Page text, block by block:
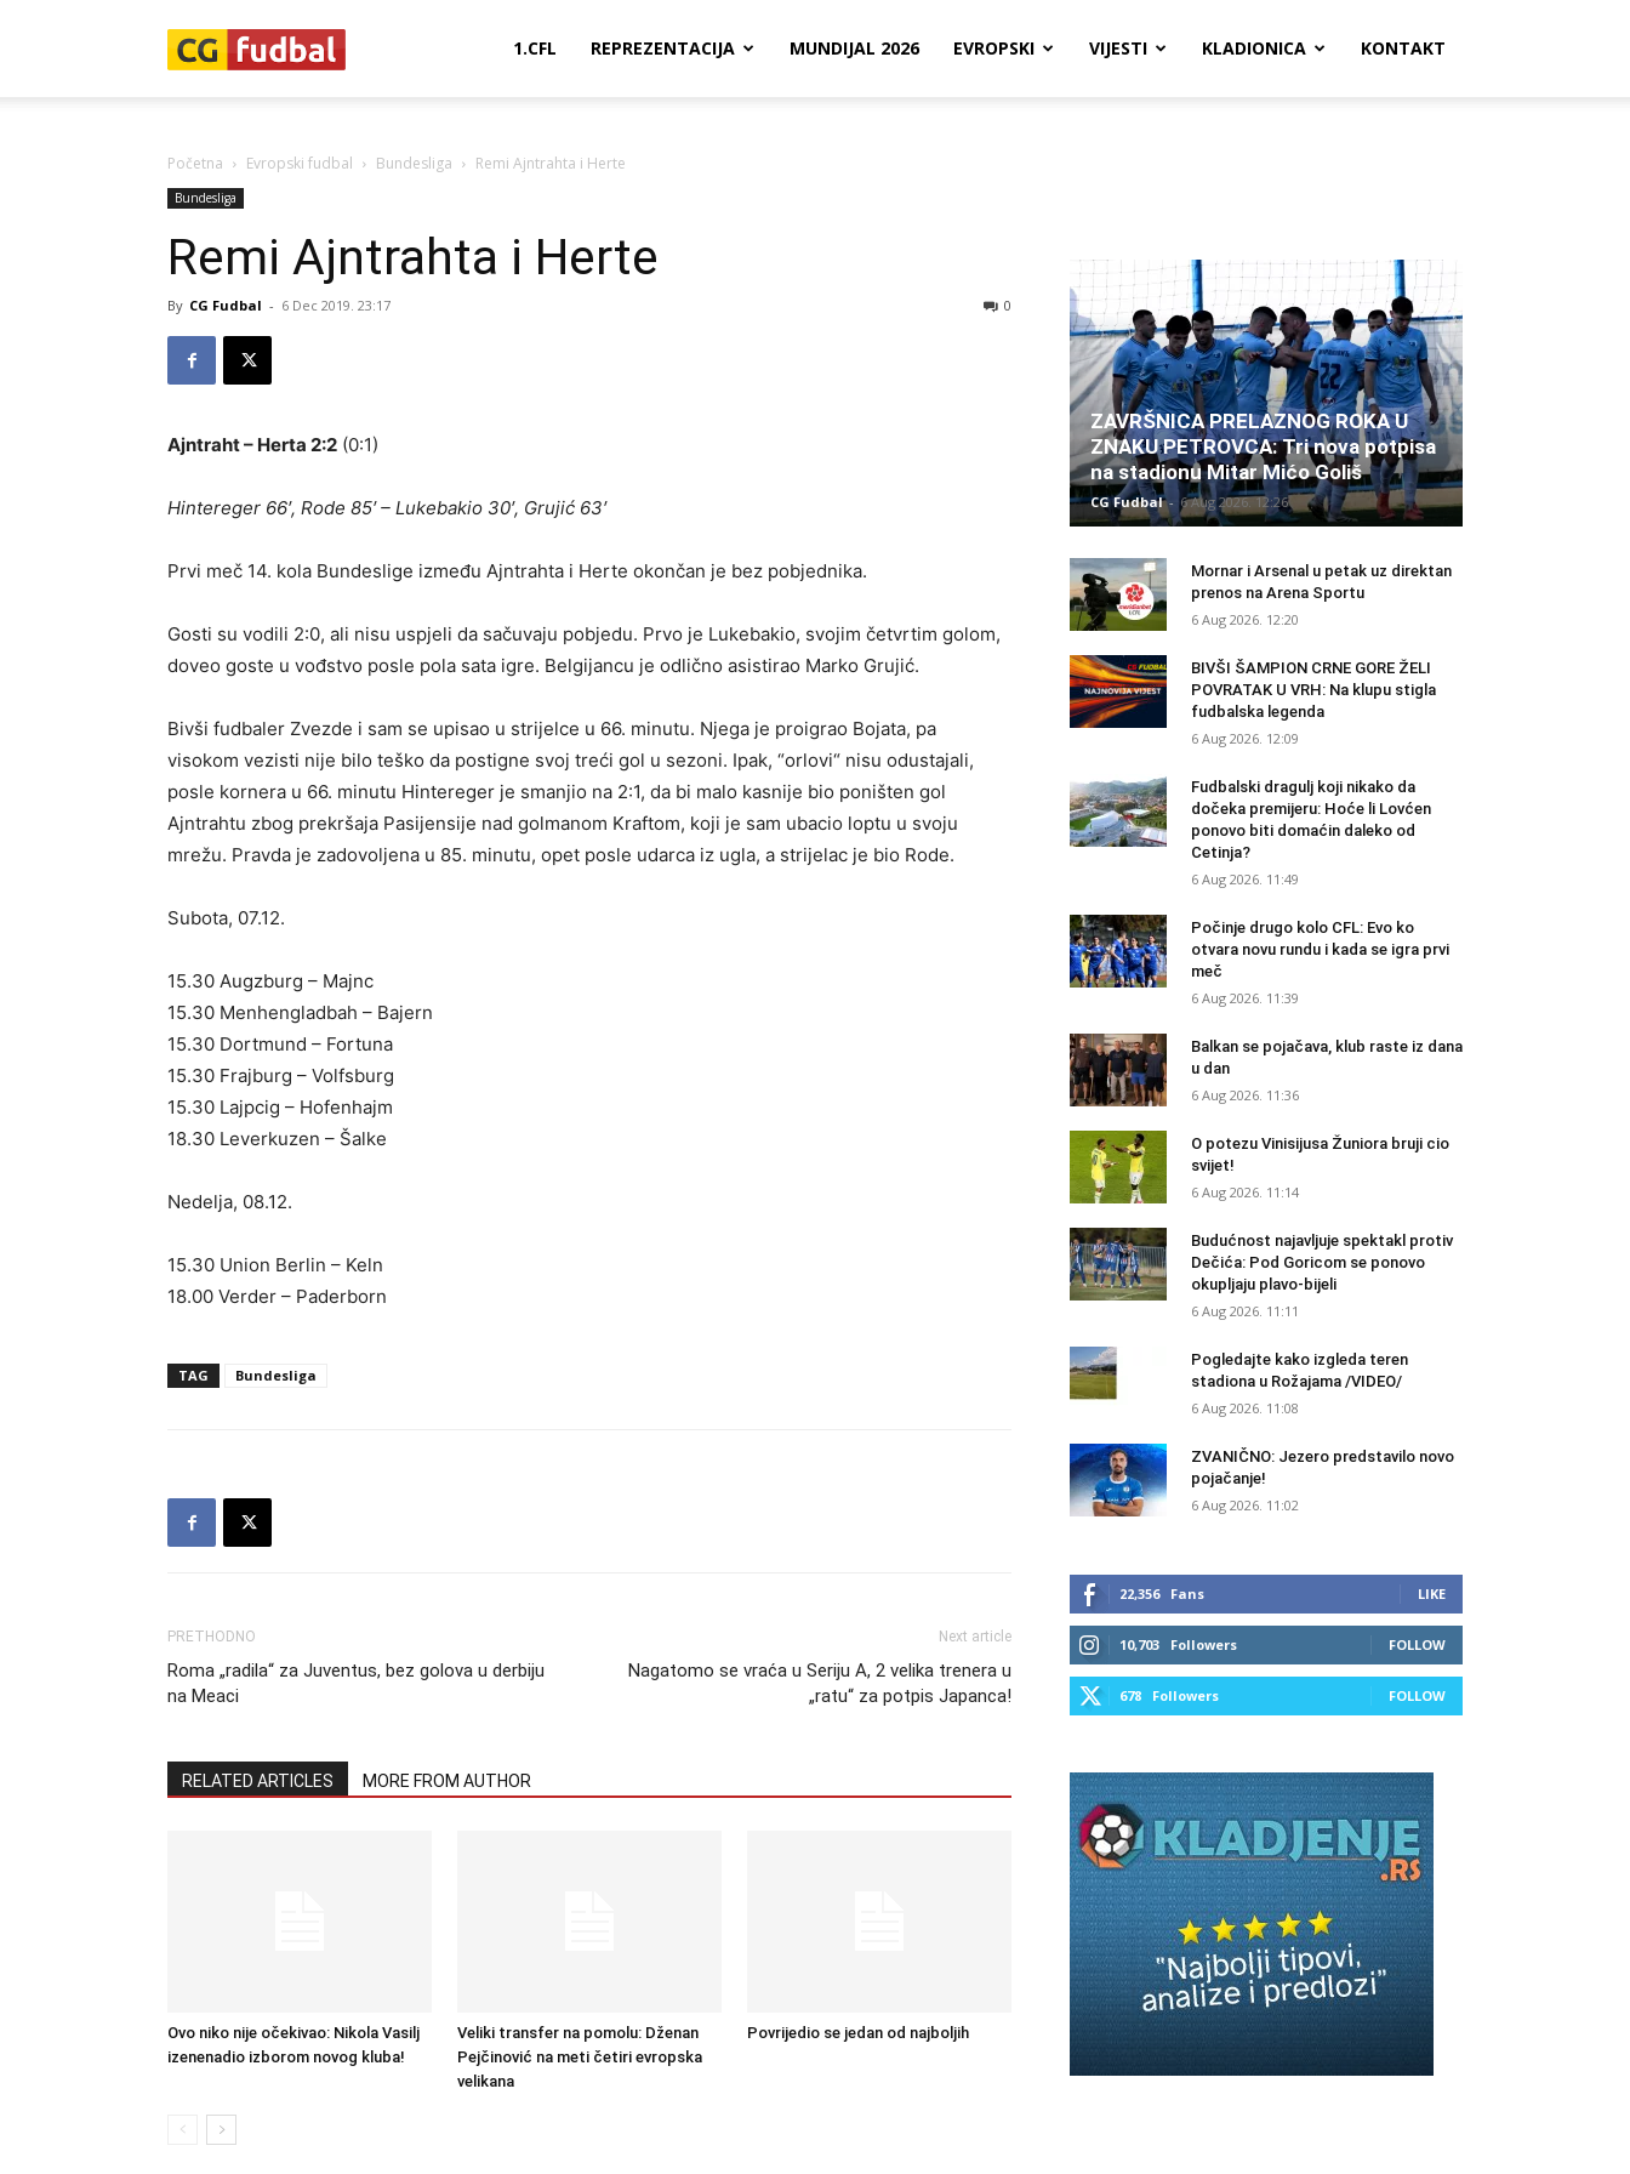
1.CFL REPREZENTACIJA MUNDIJAL 2026 EVROPSKI VIJESTI KLADIONICA KONTAKT
Početna Evropski fudbal Bundesliga Remi Ajntrahta i Herte
Bundesliga
Remi Ajntrahta i Herte
By CG Fudbal - 6 Dec 2019. 23:17 0
Ajntraht – Herta 2:2 (0:1)
Hintereger 66′, Rode 85′ – Lukebakio 30′, Grujić 63′
Prvi meč 14. kola Bundeslige između Ajntrahta i Herte okončan je bez pobjednika.
Gosti su vodili 2:0, ali nisu uspjeli da sačuvaju pobjedu. Prvo je Lukebakio, svojim četvrtim golom,
doveo goste u vođstvo posle pola sata igre. Belgijancu je odlično asistirao Marko Grujić.
Bivši fudbaler Zvezde i sam se upisao u strijelce u 66. minutu. Njega je proigrao Bojata, pa
visokom vezisti nije bilo teško da postigne svoj treći gol u sezoni. Ipak, “orlovi“ nisu odustajali,
posle kornera u 66. minutu Hintereger je smanjio na 2:1, da bi malo kasnije bio poništen gol
Ajntrahtu zbog prekršaja Pasijensije nad golmanom Kraftom, koji je sam ubacio loptu u svoju
mrežu. Pravda je zadovoljena u 85. minutu, opet posle udarca iz ugla, a strijelac je bio Rode.
Subota, 07.12.
15.30 Augzburg – Majnc
15.30 Menhengladbah – Bajern
15.30 Dortmund – Fortuna
15.30 Frajburg – Volfsburg
15.30 Lajpcig – Hofenhajm
18.30 Leverkuzen – Šalke
Nedelja, 08.12.
15.30 Union Berlin – Keln
18.00 Verder – Paderborn
TAG Bundesliga
PRETHODNO
Roma „radila“ za Juventus, bez golova u derbiju
na Meaci
Next article
Nagatomo se vraća u Seriju A, 2 velika trenera u
„ratu“ za potpis Japanca!
RELATED ARTICLES MORE FROM AUTHOR
Ovo niko nije očekivao: Nikola Vasilj
izenenadio izborom novog kluba!
Veliki transfer na pomolu: Dženan
Pejčinović na meti četiri evropska
velikana
Povrijedio se jedan od najboljih
ZAVRŠNICA PRELAZNOG ROKA U
ZNAKU PETROVCA: Tri nova potpisa
na stadionu Mitar Mićo Goliš
CG Fudbal - 6 Aug 2026. 12:26
Mornar i Arsenal u petak uz direktan
prenos na Arena Sportu
6 Aug 2026. 12:20
BIVŠI ŠAMPION CRNE GORE ŽELI
POVRATAK U VRH: Na klupu stigla
fudbalska legenda
6 Aug 2026. 12:09
Fudbalski dragulj koji nikako da
dočeka premijeru: Hoće li Lovćen
ponovo biti domaćin daleko od
Cetinja?
6 Aug 2026. 11:49
Počinje drugo kolo CFL: Evo ko
otvara novu rundu i kada se igra prvi
meč
6 Aug 2026. 11:39
Balkan se pojačava, klub raste iz dana
u dan
6 Aug 2026. 11:36
O potezu Vinisijusa Žuniora bruji cio
svijet!
6 Aug 2026. 11:14
Budućnost najavljuje spektakl protiv
Dečića: Pod Goricom se ponovo
okupljaju plavo-bijeli
6 Aug 2026. 11:11
Pogledajte kako izgleda teren
stadiona u Rožajama /VIDEO/
6 Aug 2026. 11:08
ZVANIČNO: Jezero predstavilo novo
pojačanje!
6 Aug 2026. 11:02
22,356 Fans LIKE
10,703 Followers FOLLOW
678 Followers FOLLOW